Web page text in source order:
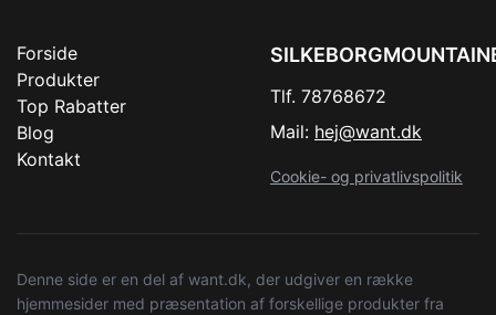
Forside
Produkter
Top Rabatter
Blog
Kontakt
Tlf. 78768672
Mail: hej@want.dk
Cookie- og privatlivspolitik
Denne side er en del af want.dk, der udgiver en række
hjemmesider med præsentation af forskellige produkter fra